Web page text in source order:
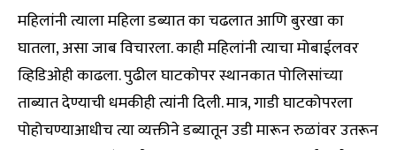
महिलांनी त्याला महिला डब्यात का चढलात आणि बुरखा का
घातला, असा जाब विचारला. काही महिलांनी त्याचा मोबाईलवर
व्हिडिओही काढला. पुढील घाटकोपर स्थानकात पोलिसांच्या
ताब्यात देण्याची धमकीही त्यांनी दिली. मात्र, गाडी घाटकोपरला
पोहोचण्याआधीच त्या व्यक्तीने डब्यातून उडी मारून रुळांवर उतरून